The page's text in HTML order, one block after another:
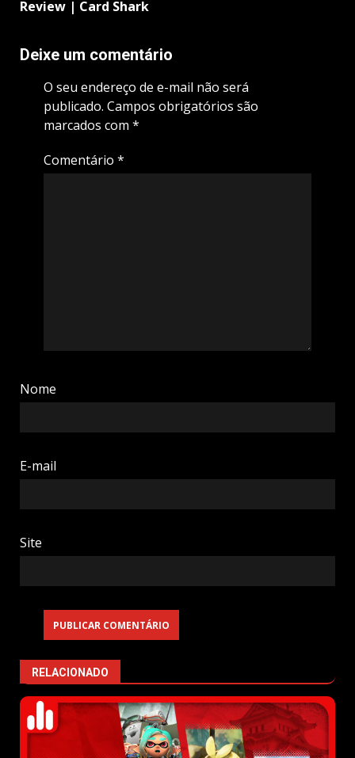
Review | Card Shark
Deixe um comentário
O seu endereço de e-mail não será
publicado. Campos obrigatórios são
marcados com *
Comentário *
Nome
E-mail
Site
RELACIONADO